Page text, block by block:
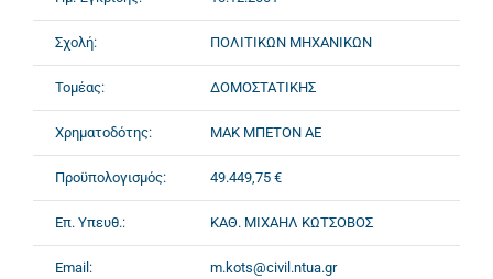
Σχολή: ΠΟΛΙΤΙΚΩΝ ΜΗΧΑΝΙΚΩΝ
Τομέας: ΔΟΜΟΣΤΑΤΙΚΗΣ
Χρηματοδότης: ΜΑΚ ΜΠΕΤΟΝ ΑΕ
Προϋπολογισμός: 49.449,75 €
Επ. Υπευθ.: ΚΑΘ. ΜΙΧΑΗΛ ΚΩΤΣΟΒΟΣ
Email: m.kots@civil.ntua.gr